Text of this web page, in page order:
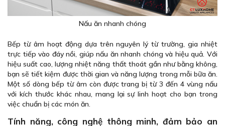
Nấu ăn nhanh chóng
Bếp từ âm hoạt động dựa trên nguyên lý từ trường, gia nhiệt
trực tiếp vào đáy nồi, giúp nấu ăn nhanh chóng và hiệu quả. Với
hiệu suất cao, lượng nhiệt năng thất thoát gần như bằng không,
bạn sẽ tiết kiệm được thời gian và năng lượng trong mỗi bữa ăn.
Một số dòng bếp từ âm còn được trang bị từ 3 đến 4 vùng nấu
với kích thước khác nhau, mang lại sự linh hoạt cho bạn trong
việc chuẩn bị các món ăn.
Tính năng, công nghệ thông minh, đảm bảo an